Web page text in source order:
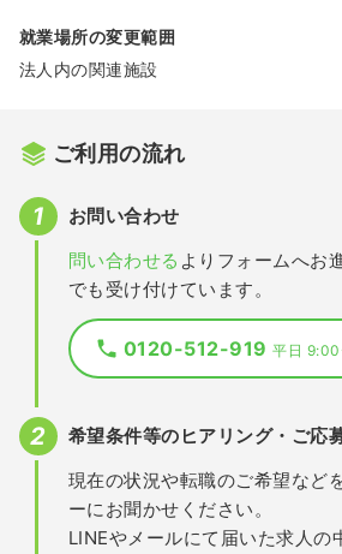
就業場所の変更範囲
法人内の関連施設
ご利用の流れ
お問い合わせ
問い合わせる よりフォームへお
でも受け付けています。
0120-512-919平日
希望条件等のヒアリング・ご応
現在の状況や転職のご希望など
ーにお聞かせください。
LINEやメールにて届いた求人の